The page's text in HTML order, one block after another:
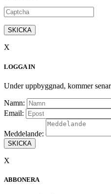
SKICKA
X
LOGGA IN
Under uppbyggnad, kommer
Namn:
Email:
Meddelande:
SKICKA
X
ABBONERA